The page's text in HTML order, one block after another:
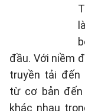
đầu. Với niềm
truyền tải đến
từ cơ bản đến
khác nhau